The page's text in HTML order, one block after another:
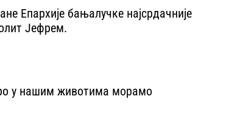
Епархије бањалучке најсрдачније
Јефрем.
у нашим животима морамо